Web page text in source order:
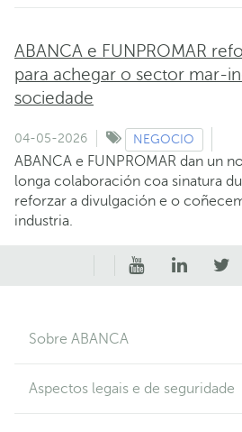
ABANCA e FUNPROMAR
para achegar o sector mar-
sociedade
04-05-2026 NEGOCIO
ABANCA e FUNPROMAR dan un
longa colaboración coa sinatura
reforzar a divulgación e o
industria.
Sobre ABANCA
Aspectos legais e de seguridade